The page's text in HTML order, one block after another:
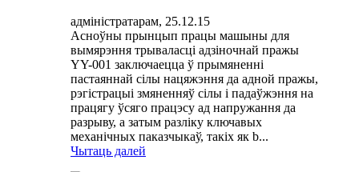
адміністратарам, 25.12.15
Асноўны прынцып працы машыны для
вымярэння трываласці адзіночнай пражы
YY-001 заключаецца ў прымяненні
пастаяннай сілы нацяжэння да адной пражы,
рэгістрацыі змяненняў сілы і падаўжэння на
працягу ўсяго працэсу ад напружання да
разрыву, а затым разліку ключавых
механічных паказчыкаў, такіх як b...
Чытаць далей